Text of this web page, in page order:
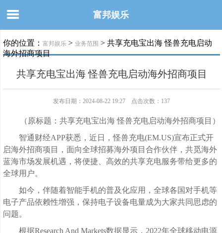
富邦娱乐
你的位置： 富邦娱乐 > 业务范围 > 共享充电宝出海 怪兽充电启动
海外招商项目
共享充电宝出海 怪兽充电启动海外招商项目
发布日期：2024-08-22 19:27 点击次数：137
（原标题：共享充电宝出海 怪兽充电启动海外招商项目）
智通财经APP获悉，近日，怪兽充电(EM.US)宣布正式开
启海外招商项目，面向全球招募海外项目合作伙伴，共觅海外
蓝海市场发展机遇，将便捷、高效的共享充电服务带给更多的
全球用户。
如今，伴随着智能手机的普及化应用，全球各国对手机等
电子产品依赖性增强，保持电子设备电量成为大家共同思虑的
问题。
根据Research And Markets数据显示，2022年全球移动电源